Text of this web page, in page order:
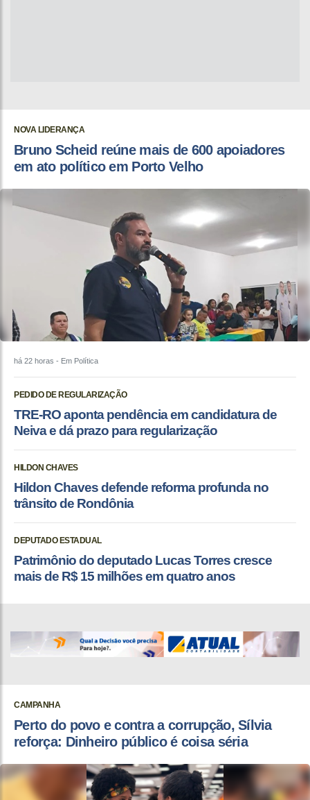
NOVA LIDERANÇA
Bruno Scheid reúne mais de 600 apoiadores
em ato político em Porto Velho
há 22 horas - Em Política
PEDIDO DE REGULARIZAÇÃO
TRE-RO aponta pendência em candidatura de
Neiva e dá prazo para regularização
HILDON CHAVES
Hildon Chaves defende reforma profunda no
trânsito de Rondônia
DEPUTADO ESTADUAL
Patrimônio do deputado Lucas Torres cresce
mais de R$ 15 milhões em quatro anos
CAMPANHA
Perto do povo e contra a corrupção, Sílvia
reforça: Dinheiro público é coisa séria